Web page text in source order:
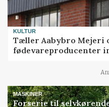
KULTUR
Tæller Aabybro Mejeri
fødevareproducenter
MASKINER
Forserie til